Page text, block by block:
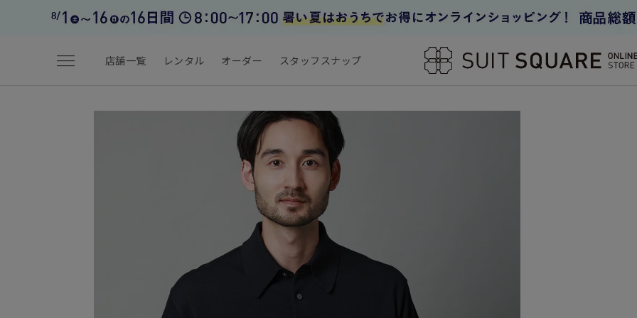
menu 店舗一覧 レンタル オーダー スタッフスナップ